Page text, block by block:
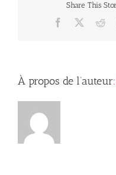
Share This
Facebook
À propos de l’auteur: